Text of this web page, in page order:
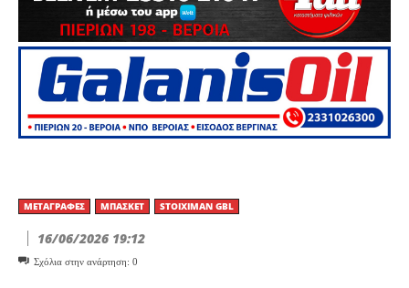
ΜΕΤΑΓΡΑΦΈΣ ΜΠΆΣΚΕΤ STOIXIMAN GBL
16/06/2026 19:12
Σχόλια στην ανάρτηση: 0